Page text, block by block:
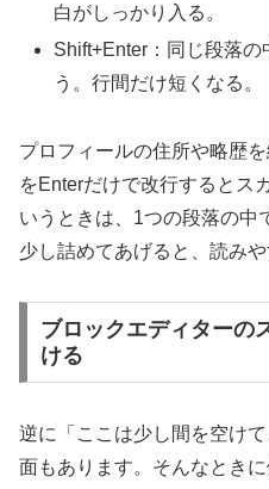
白がしっかり入る。
Shift+Enter：同じ段落
う。行間だけ短くなる。
プロフィールの住所や略歴
をEnterだけで改行するとス
いうときは、1つの段落の中
少し詰めてあげると、読み
ブロックエディターの
ける
逆に「ここは少し間を空け
面もあります。そんなとき